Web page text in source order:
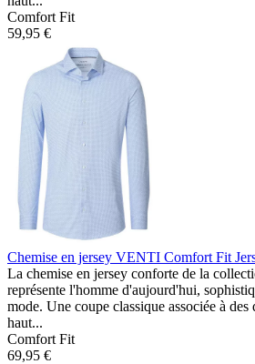
Comfort Fit
59,95 €
Chemise en jersey VENTI Comfort Fit
La chemise en jersey conforte de la
représente l'homme d'aujourd'hui,
mode. Une coupe classique associée à
haut...
Comfort Fit
69,95 €